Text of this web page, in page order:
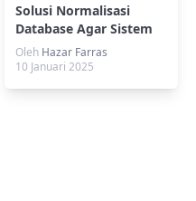
Solusi Normalisasi
Database Agar Sistem
Lebih Terstruktur
Oleh Hazar Farras
10 Januari 2025